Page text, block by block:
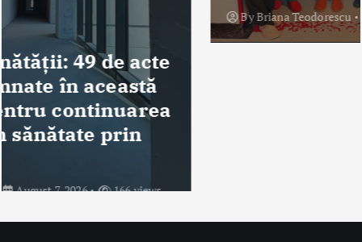
August 7, 2026 276 views
Ro Health Review Strategies, Economics & More este un proiect